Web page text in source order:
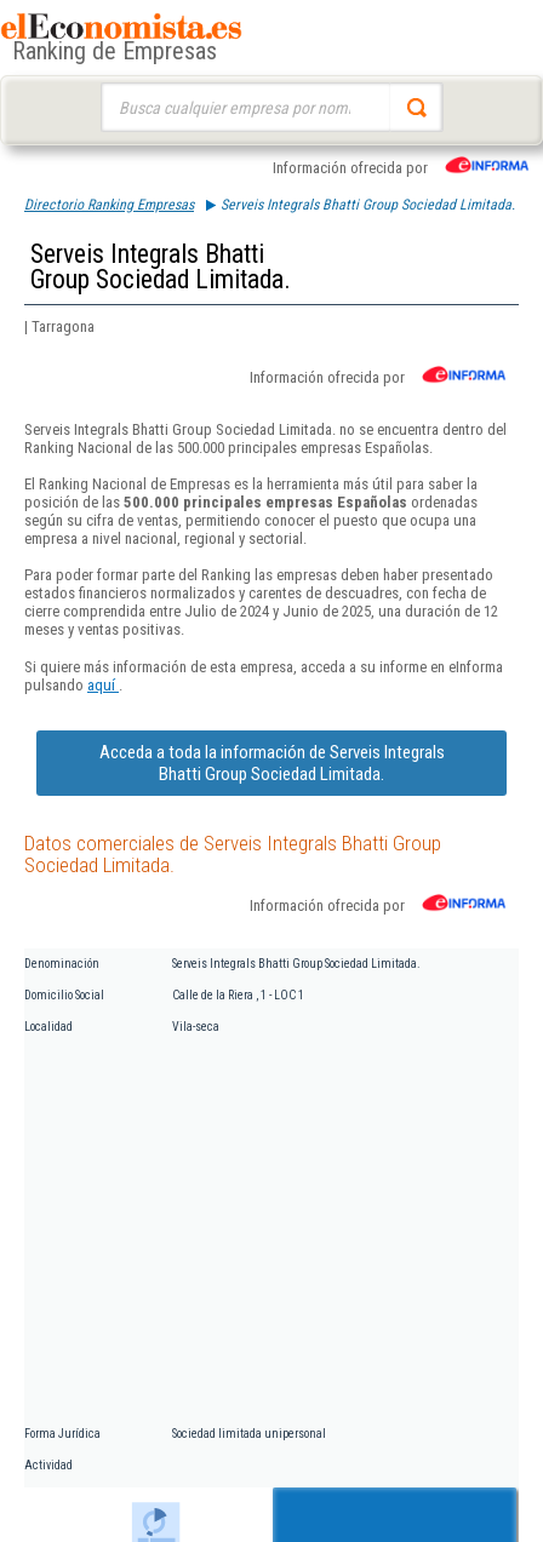
Ranking de Empresas
Información ofrecida por
Directorio Ranking Empresas Serveis Integrals Bhatti Group Sociedad Limitada.
Serveis Integrals Bhatti
Group Sociedad Limitada.
| Tarragona
Información ofrecida por
Serveis Integrals Bhatti Group Sociedad Limitada. no se encuentra dentro del
Ranking Nacional de las 500.000 principales empresas Españolas.
El Ranking Nacional de Empresas es la herramienta más útil para saber la
posición de las 500.000 principales empresas Españolas ordenadas
según su cifra de ventas, permitiendo conocer el puesto que ocupa una
empresa a nivel nacional, regional y sectorial.
Para poder formar parte del Ranking las empresas deben haber presentado
estados financieros normalizados y carentes de descuadres, con fecha de
cierre comprendida entre Julio de 2024 y Junio de 2025, una duración de 12
meses y ventas positivas.
Si quiere más información de esta empresa, acceda a su informe en eInforma
pulsando aquí
Acceda a toda la información de Serveis Integrals
Bhatti Group Sociedad Limitada.
Datos comerciales de Serveis Integrals Bhatti Group
Sociedad Limitada.
Información ofrecida por
Denominación Serveis Integrals Bhatti Group Sociedad Limitada.
Domicilio Social Calle de la Riera , 1 - LOC 1
Localidad Vila-seca
Forma Jurídica Sociedad limitada unipersonal
Actividad